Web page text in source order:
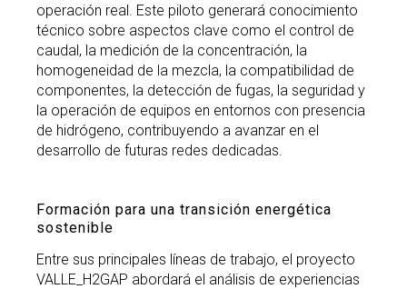
operación real. Este piloto generará conocimiento
técnico sobre aspectos clave como el control de
caudal, la medición de la concentración, la
homogeneidad de la mezcla, la compatibilidad de
componentes, la detección de fugas, la seguridad y
la operación de equipos en entornos con presencia
de hidrógeno, contribuyendo a avanzar en el
desarrollo de futuras redes dedicadas.
Formación para una transición energética
sostenible
Entre sus principales líneas de trabajo, el proyecto
VALLE_H2GAP abordará el análisis de experiencias